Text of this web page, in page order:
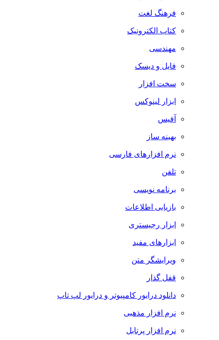
فرهنگ لغت
کتاب الکترونیک
مهندسی
فایل و دیسک
سخت افزار
ابزار لینوکس
آفیس
بهینه ساز
نرم افزارهای فارسی
تلفن
برنامه نویسی
بازیابی اطلاعات
ابزار رجیستری
ابزارهای مفید
ویرایشگر متن
قفل گذار
دانلود درایور کامپیوتر و درایور لپ تاپ
نرم افزار مذهبی
نرم افزار پرتابل